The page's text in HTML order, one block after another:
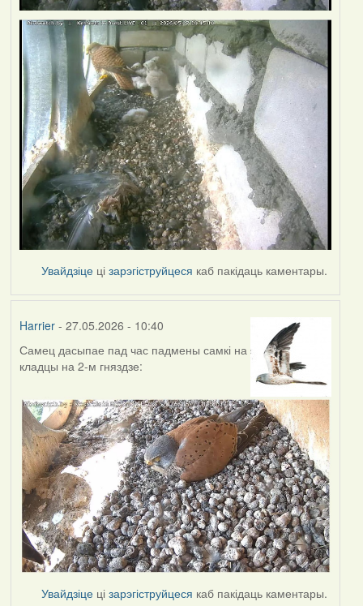
Увайдзіце цізарэгіструйцеся каб пакідаць каментары.
Harrier- 27.05.2026 - 10:40
Самец дасыпае пад час падмены самкі на
кладцы на 2-м гняздзе:
Увайдзіце цізарэгіструйцеся каб пакідаць каментары.